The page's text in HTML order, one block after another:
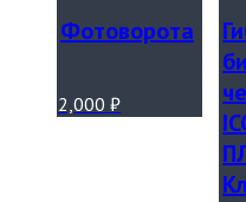
Фотоворота
2,000 ₽